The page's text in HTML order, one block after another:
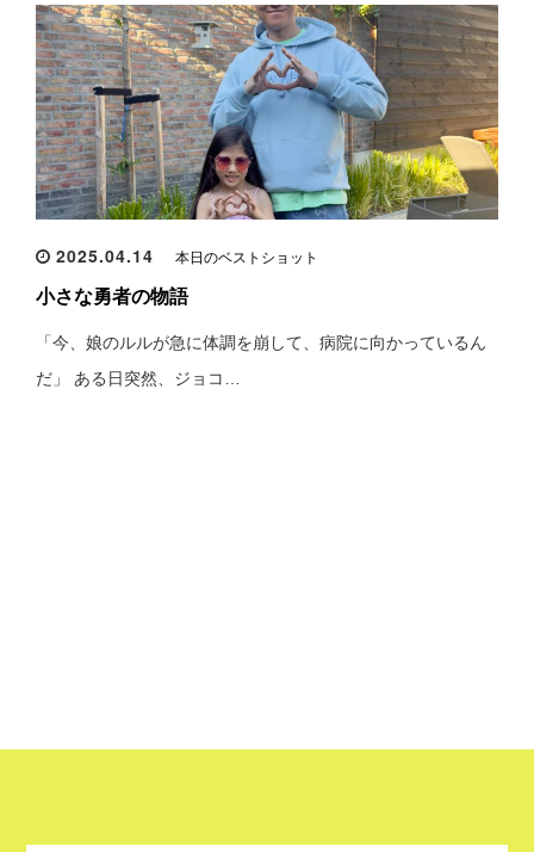
2025.04.14 本日のベストショット
小さな勇者の物語
「今、娘のルルが急に体調を崩して、病院に向かっているん
だ」 ある日突然、ジョコ…